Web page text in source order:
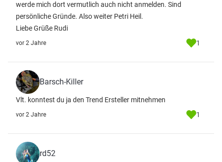
werde mich dort vermutlich auch nicht anmelden. Sind
persönliche Gründe. Also weiter Petri Heil.
Liebe Grüße Rudi
vor 2 Jahre 1
Barsch-Killer
Vlt. konntest du ja den Trend Ersteller mitnehmen
vor 2 Jahre 1
rd52